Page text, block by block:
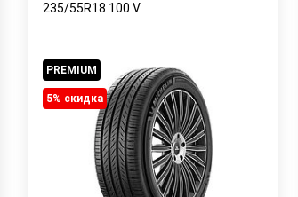
235/55R18 100 V
PREMIUM
5% cкидка